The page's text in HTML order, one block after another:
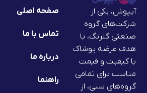
آیپوش، یکی از
شرکت‌های گروه
صنعتی گلرنگ، با
هدف عرضه پوشاک
با کیفیت و قیمت
مناسب برای تمامی
گروه‌های سنی، از
صفحه اصلی
تماس با ما
درباره ما
راهنما